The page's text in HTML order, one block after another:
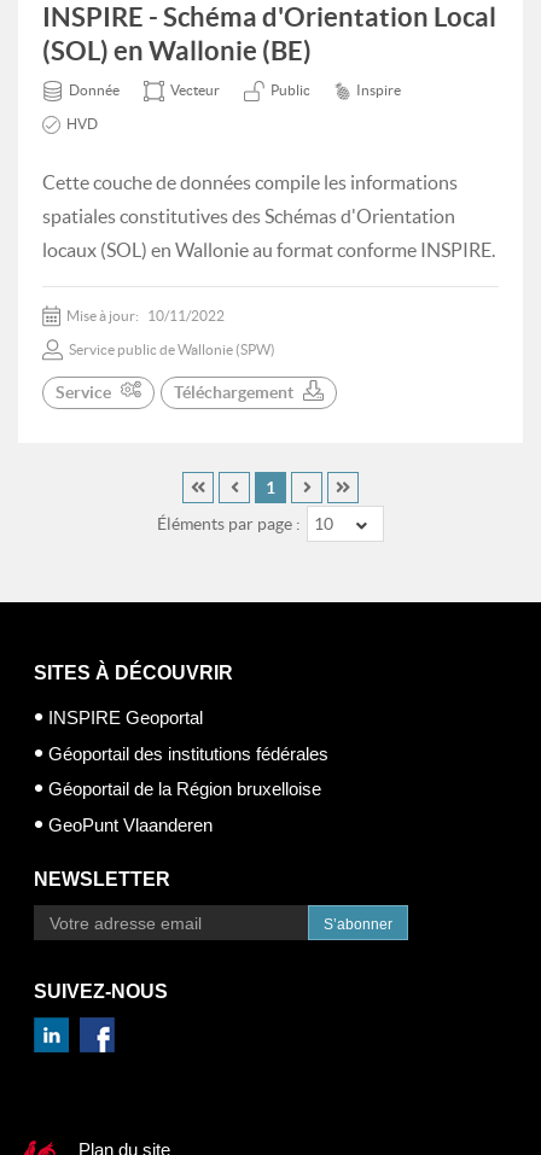
INSPIRE - Schéma d'Orientation Local
(SOL) en Wallonie (BE)
Donnée Vecteur Public Inspire
HVD
Cette couche de données compile les informations
spatiales constitutives des Schémas d'Orientation
locaux (SOL) en Wallonie au format conforme INSPIRE.
Mise à jour: 10/11/2022
Service public de Wallonie (SPW)
Service Téléchargement
Éléments par page : 10
1
SITES À DÉCOUVRIR
INSPIRE Geoportal
Géoportail des institutions fédérales
Géoportail de la Région bruxelloise
GeoPunt Vlaanderen
NEWSLETTER
S’abonner
SUIVEZ-NOUS
Plan du site